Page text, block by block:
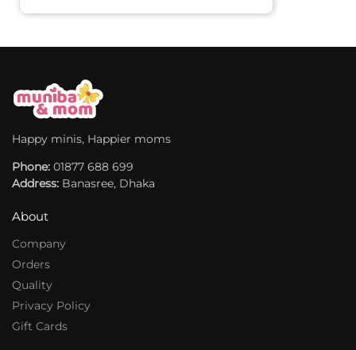
t
r
t
i
e
:
Happy minis, Happier moms
Phone: 01877 688 699
Address: Banasree, Dhaka
About
Company
Orders
Quality
Privacy Policy
Gift Cards